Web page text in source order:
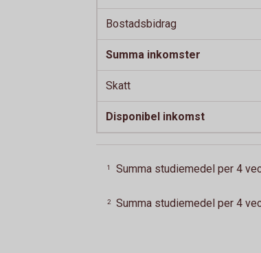
Bostadsbidrag
Summa inkomster
Skatt
Disponibel inkomst
1 Summa studiemedel per 4
2 Summa studiemedel per 4